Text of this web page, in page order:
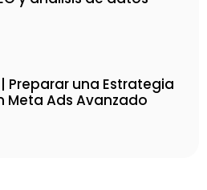
Preparar una Estrategia
Meta Ads Avanzado